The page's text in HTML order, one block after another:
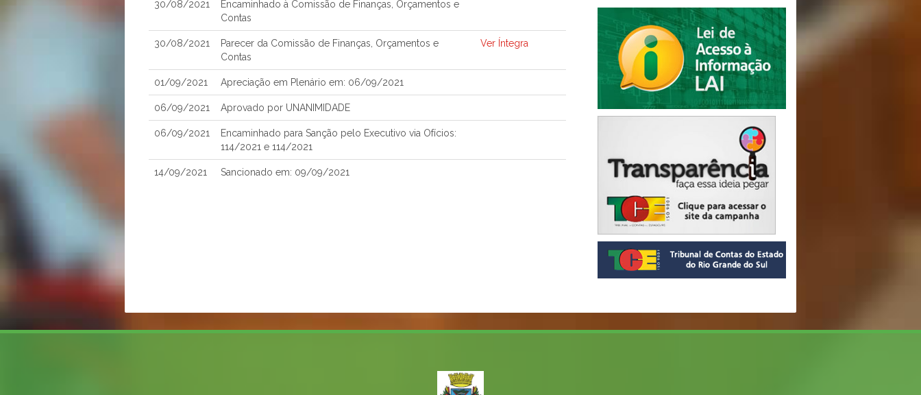
30/08/2021
Encaminhado à Comissão de Finanças, Orçamentos e
Contas
30/08/2021
Parecer da Comissão de Finanças, Orçamentos e
Contas
Ver Íntegra
01/09/2021 Apreciação em Plenário em: 06/09/2021
06/09/2021 Aprovado por UNANIMIDADE
06/09/2021
Encaminhado para Sanção pelo Executivo via Ofícios:
114/2021 e 114/2021
14/09/2021 Sancionado em: 09/09/2021